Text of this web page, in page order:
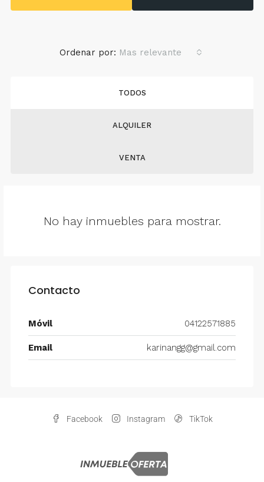
TODOS
ALQUILER
VENTA
Ordenar por: Mas relevante
No hay inmuebles para mostrar.
Contacto
Móvil 04122571885
Email karinangg@gmail.com
Facebook Instagram TikTok